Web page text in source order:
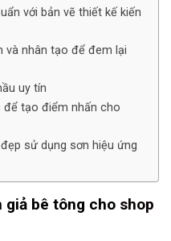
với bản vẽ thiết kế kiến
và nhân tạo để đem lại
uy tín
để tạo điểm nhấn cho
sử dụng sơn hiệu ứng
giả bê tông cho shop